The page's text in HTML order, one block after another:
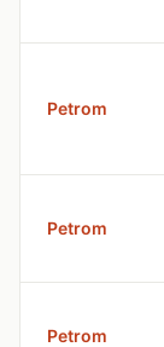
Petrom
Petrom
Petrom